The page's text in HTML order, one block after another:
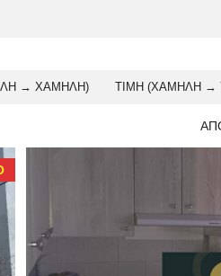
→ ΧΑΜΗΛΉ) ΤΙΜΉ (ΧΑΜΗΛΉ →